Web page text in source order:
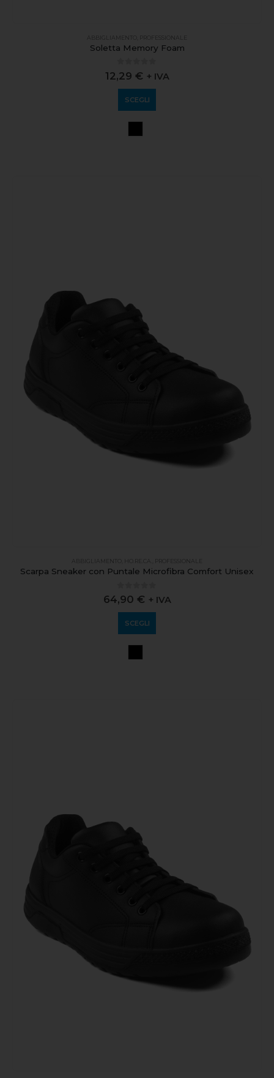
ABBIGLIAMENTO PROFESSIONALE
Soletta Memory Foam
0out of 5
12,29 € + IVA
SCEGLI
ABBIGLIAMENTO HO.RE.CA. PROFESSIONALE
Scarpa Sneaker con Puntale Microfibra Comfort Unisex
0out of 5
64,90 € + IVA
SCEGLI